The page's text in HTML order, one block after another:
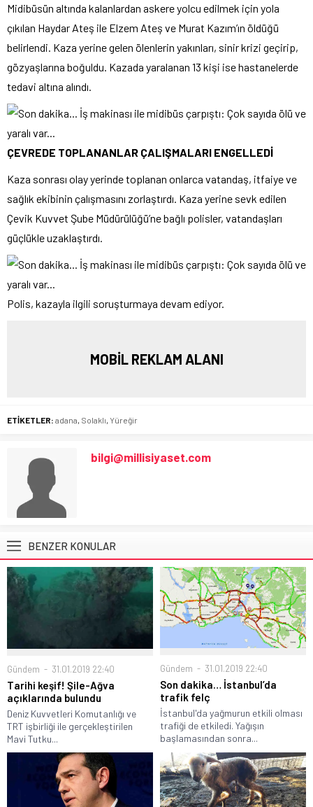
Midibüsün altında kalanlardan askere yolcu edilmek için yola
çıkılan Haydar Ateş ile Elzem Ateş ve Murat Kazım’ın öldüğü
belirlendi. Kaza yerine gelen ölenlerin yakınları, sinir krizi geçirip,
gözyaşlarına boğuldu. Kazada yaralanan 13 kişi ise hastanelerde
tedavi altına alındı.
ÇEVREDE TOPLANANLAR ÇALIŞMALARI ENGELLEDİ
Kaza sonrası olay yerinde toplanan onlarca vatandaş, itfaiye ve
sağlık ekibinin çalışmasını zorlaştırdı. Kaza yerine sevk edilen
Çevik Kuvvet Şube Müdürülüğü’ne bağlı polisler, vatandaşları
güçlükle uzaklaştırdı.
Polis, kazayla ilgili soruşturmaya devam ediyor.
MOBİL REKLAM ALANI
ETİKETLER: adana, Solaklı, Yüreğir
bilgi@millisiyaset.com
BENZER KONULAR
Gündem 31.01.2019 22:40
Tarihi keşif! Şile-Ağva
açıklarında bulundu
Deniz Kuvvetleri Komutanlığı ve
TRT işbirliği ile gerçekleştirilen
Mavi Tutku...
Gündem 31.01.2019 22:40
Son dakika… İstanbul’da
trafik felç
İstanbul'da yağmurun etkili olması
trafiği de etkiledi. Yağışın
başlamasından sonra...